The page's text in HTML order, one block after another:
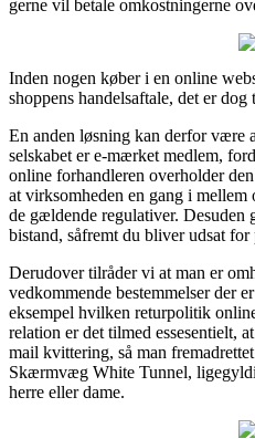
gerne vil betale omkostningerne
Inden nogen køber i en online
shoppens handelsaftale, det er
En anden løsning kan derfor være
selskabet er e-mærket medlem,
online forhandleren overholder
at virksomheden en gang i
de gældende regulativer. Desuden
bistand, såfremt du bliver udsat
Derudover tilråder vi at man er
vedkommende bestemmelser der
eksempel hvilken returpolitik
relation er det tilmed essesentielt,
mail kvittering, så man
Skærmvæg White Tunnel,
herre eller dame.